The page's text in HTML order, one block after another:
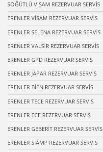
SÖĞÜTLÜ VİSAM REZERVUAR SERVİS
ERENLER VİSAM REZERVUAR SERVİS
ERENLER SELENA REZERVUAR SERVİS
ERENLER VALSİR REZERVUAR SERVİS
ERENLER GPD REZERVUAR SERVİS
ERENLER JAPAR REZERVUAR SERVİS
ERENLER BİEN REZERVUAR SERVİS
ERENLER TECE REZERVUAR SERVİS
ERENLER ECE REZERVUAR SERVİS
ERENLER GEBERİT REZERVUAR SERVİS
ERENLER SİAMP REZERVUAR SERVİS